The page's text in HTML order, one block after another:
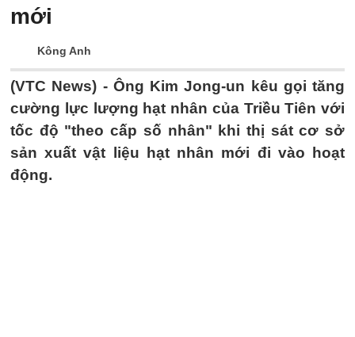
mới
Kông Anh
(VTC News) - Ông Kim Jong-un kêu gọi tăng
cường lực lượng hạt nhân của Triều Tiên với
tốc độ "theo cấp số nhân" khi thị sát cơ sở
sản xuất vật liệu hạt nhân mới đi vào hoạt
động.